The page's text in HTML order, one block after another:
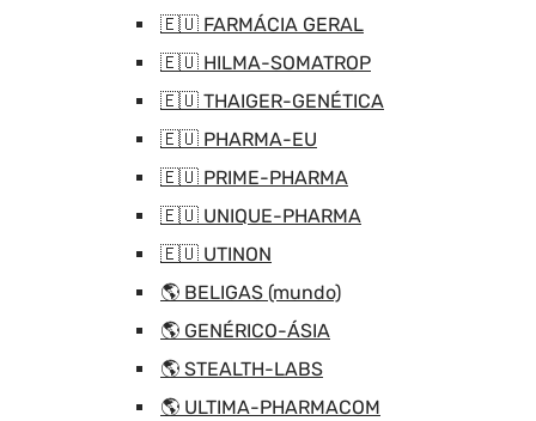
🇪🇺 FARMÁCIA GERAL
🇪🇺 HILMA-SOMATROP
🇪🇺 THAIGER-GENÉTICA
🇪🇺 PHARMA-EU
🇪🇺 PRIME-PHARMA
🇪🇺 UNIQUE-PHARMA
🇪🇺 UTINON
🌎 BELIGAS (mundo)
🌎 GENÉRICO-ÁSIA
🌎 STEALTH-LABS
🌎 ULTIMA-PHARMACOM